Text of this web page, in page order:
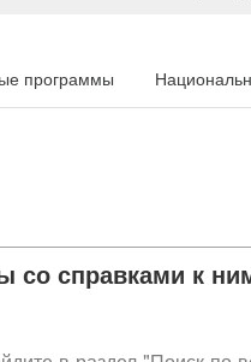
программы
со справками к